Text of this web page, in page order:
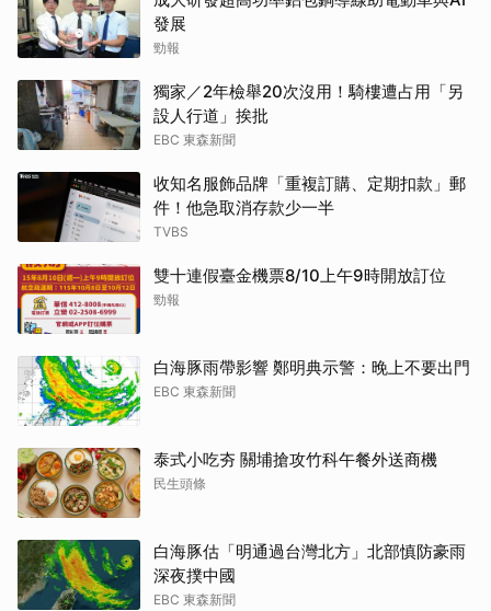
發展
勁報
獨家／2年檢舉20次沒用！騎樓遭占用「另
設人行道」挨批
EBC 東森新聞
收知名服飾品牌「重複訂購、定期扣款」郵
件！他急取消存款少一半
TVBS
雙十連假臺金機票8/10上午9時開放訂位
勁報
白海豚雨帶影響 鄭明典示警：晚上不要出門
EBC 東森新聞
泰式小吃夯 關埔搶攻竹科午餐外送商機
民生頭條
白海豚估「明通過台灣北方」北部慎防豪雨
深夜撲中國
EBC 東森新聞